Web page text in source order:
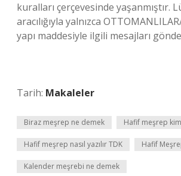
kuralları çerçevesinde yaşanmıştır.
aracılığıyla yalnızca
yapı maddesiyle ilgili mesajları
Tarih: Makaleler
Biraz meşrep ne demek Hafif meşrep
Hafif meşrep nasıl yazılır TDK Hafif
Kalender meşrebi ne demek